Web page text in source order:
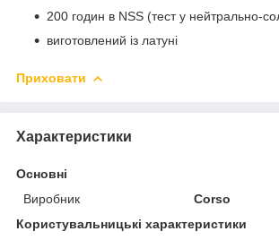
200 годин в NSS (тест у нейтрально-
виготовлений із латуні
Приховати
Характеристики
Основні
Виробник
Corso
Користувальницькі характеристики